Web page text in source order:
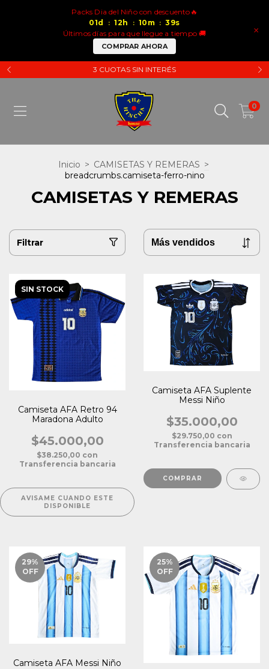
×
Packs Dia del Niño con descuento🔥
01d : 12 h : 10 m : 38s
Últimos días para que llegue a tiempo 🚚
COMPRAR AHORA
3 CUOTAS SIN INTERÉS
0
Inicio > CAMISETAS Y REMERAS >
breadcrumbs.camiseta-ferro-nino
CAMISETAS Y REMERAS
Filtrar
SIN STOCK
Camiseta AFA Retro 94
Maradona Adulto
$45.000,00
$38.250,00 con
Transferencia bancaria
AVISAME CUANDO ESTE
DISPONIBLE
Camiseta AFA Suplente
Messi Niño
$35.000,00
$29.750,00 con
Transferencia bancaria
COMPRAR
29%
OFF
Camiseta AFA Messi Niño
25%
OFF